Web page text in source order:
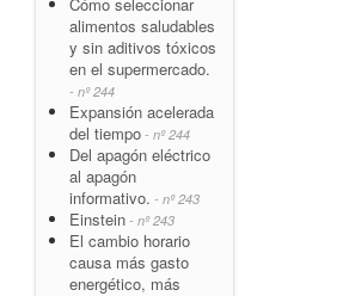
alimentos saludables
y sin aditivos tóxicos
en el supermercado.
- nº 244
Expansión acelerada
del tiempo - nº 244
Del apagón eléctrico
al apagón
informativo. - nº 243
Einstein - nº 243
El cambio horario
causa más gasto
energético, más